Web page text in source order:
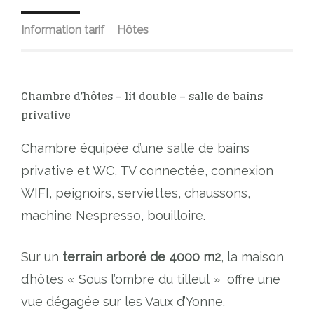
Information tarif Hôtes
Chambre d’hôtes – lit double – salle de bains
privative
Chambre équipée d’une salle de bains
privative et WC, TV connectée, connexion
WIFI, peignoirs, serviettes, chaussons,
machine Nespresso, bouilloire.
Sur un terrain arboré de 4000 m2, la maison
d’hôtes « Sous l’ombre du tilleul » offre une
vue dégagée sur les Vaux d’Yonne.